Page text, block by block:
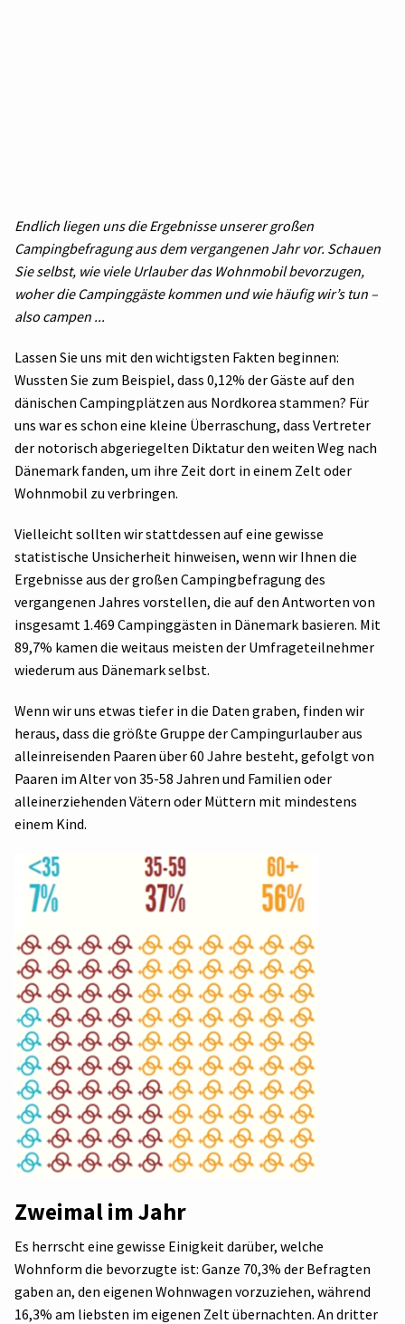
Endlich liegen uns die Ergebnisse unserer großen
Campingbefragung aus dem vergangenen Jahr vor. Schauen
Sie selbst, wie viele Urlauber das Wohnmobil bevorzugen,
woher die Campinggäste kommen und wie häufig wir’s tun –
also campen ...
Lassen Sie uns mit den wichtigsten Fakten beginnen:
Wussten Sie zum Beispiel, dass 0,12% der Gäste auf den
dänischen Campingplätzen aus Nordkorea stammen? Für
uns war es schon eine kleine Überraschung, dass Vertreter
der notorisch abgeriegelten Diktatur den weiten Weg nach
Dänemark fanden, um ihre Zeit dort in einem Zelt oder
Wohnmobil zu verbringen.
Vielleicht sollten wir stattdessen auf eine gewisse
statistische Unsicherheit hinweisen, wenn wir Ihnen die
Ergebnisse aus der großen Campingbefragung des
vergangenen Jahres vorstellen, die auf den Antworten von
insgesamt 1.469 Campinggästen in Dänemark basieren. Mit
89,7% kamen die weitaus meisten der Umfrageteilnehmer
wiederum aus Dänemark selbst.
Wenn wir uns etwas tiefer in die Daten graben, finden wir
heraus, dass die größte Gruppe der Campingurlauber aus
alleinreisenden Paaren über 60 Jahre besteht, gefolgt von
Paaren im Alter von 35-58 Jahren und Familien oder
alleinerziehenden Vätern oder Müttern mit mindestens
einem Kind.
Zweimal im Jahr
Es herrscht eine gewisse Einigkeit darüber, welche
Wohnform die bevorzugte ist: Ganze 70,3% der Befragten
gaben an, den eigenen Wohnwagen vorzuziehen, während
16,3% am liebsten im eigenen Zelt übernachten. An dritter